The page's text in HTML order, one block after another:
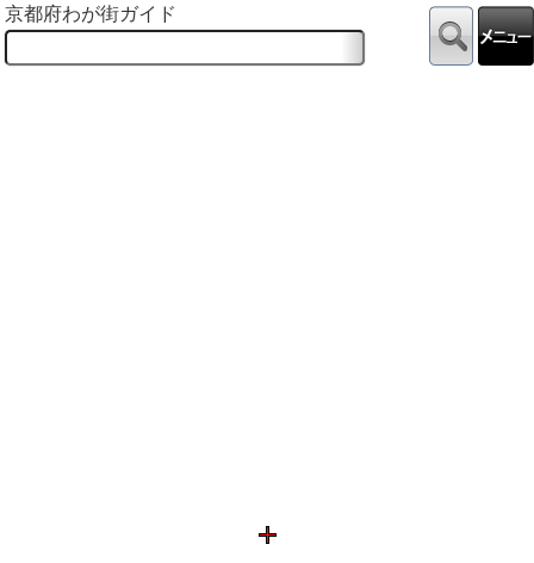
京都府わが街ガイド